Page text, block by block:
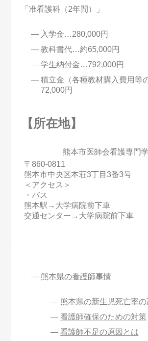
「准看護科（2年間）」
入学金…280,000円
教科書代…約65,000円
学生納付金…792,000円
積立金（各種教材購入費用等
72,000円
【所在地】
熊本市医師会看護専門
〒860-0811
熊本市中央区本荘3丁目3番3号
＜アクセス＞
・バス
熊本駅→大学病院前下車
交通センター→大学病院前下車
熊本県の看護師事情
熊本県の新生児死亡率の
看護師確保のための対策
看護師不足の原因とは